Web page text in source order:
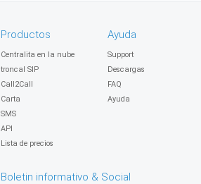
Productos
Centralita en la nube
troncal SIP
Call2Call
Carta
SMS
API
Lista de precios
Ayuda
Support
Descargas
FAQ
Ayuda
Boletin informativo & Social